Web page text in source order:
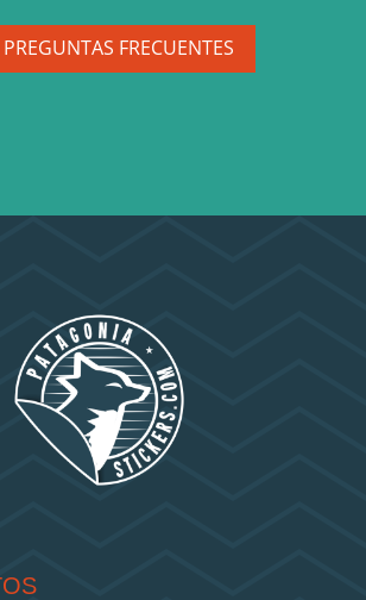
FRECUENTES